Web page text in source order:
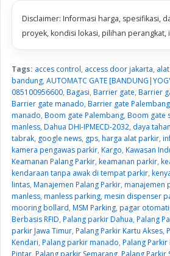
Disclaimer: Informasi harga, spesifikasi,
proyek, kondisi lokasi, pilihan
Tags: acces control, access door jakarta,
bandung, AUTOMATC GATE
085100956600, Bagasi, Barrier gate, Barrier
Barrier gate manado, Barrier gate Palembang
manado, Boom gate Palembang, Boom gate
manless, Dahua DHI-IPMECD-2032, daya
tabrak, google news, gps, harga alat parkir,
kamera pengawas parkir, Kargo, Kawasan
Keamanan Palang Parkir, keamanan parkir,
kendaraan tanpa awak di tempat parkir,
lintas, Manajemen Palang Parkir, manajemen
manless, manless parking, mesin dispenser
mooring bollard, MSM Parking, pagar
Berbasis RFID, Palang parkir Dahua, Palang
parkir Jawa Timur, Palang Parkir Kartu Akses,
Kendari, Palang parkir manado, Palang
Pintar, Palang parkir Semarang, Palang Parkir